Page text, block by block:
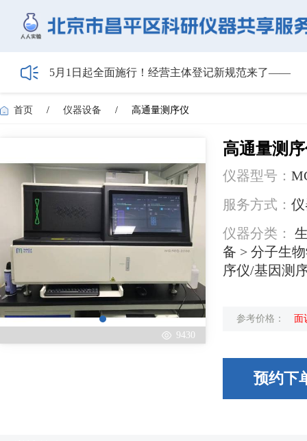
HIBIO.Family|合规注册+跨境BD双实战沙龙启动报名
【最新日程】2026年智慧电厂论坛议程首发！邀您4
关于召开2026年度昌平区高新技术企业培育工作会
首页 / 仪器设备 / 高通量测序仪
9430
高通量测
仪器型号：
服务方式：
仪器分类：
备 > 分子生
序仪/基因测
参考价格： 面
预约下